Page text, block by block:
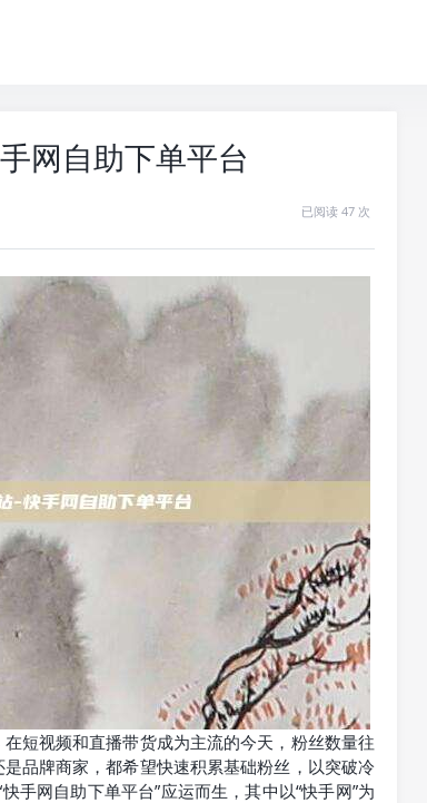
网自助下单平台
已阅读 47 次
短视频和直播带货成为主流的今天，粉丝数量往
品牌商家，都希望快速积累基础粉丝，以突破冷
手网自助下单平台”应运而生，其中以“快手网”为